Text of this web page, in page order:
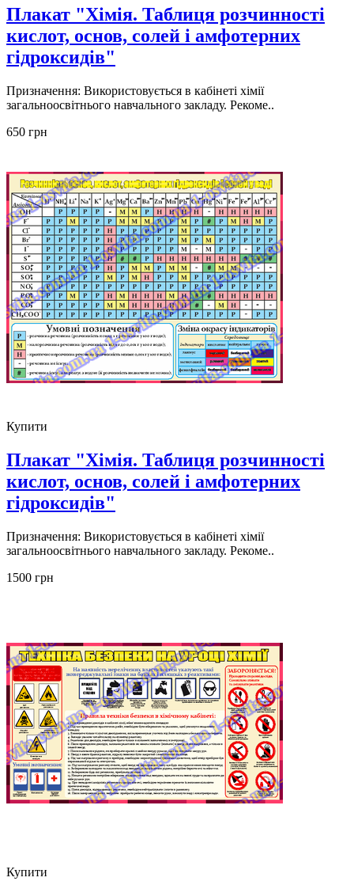
Плакат "Хімія. Таблиця розчинності
кислот, основ, солей і амфотерних
гідроксидів"
Призначення: Використовується в кабінеті хімії
загальноосвітнього навчального закладу. Рекоме..
650 грн
Купити
Плакат "Хімія. Таблиця розчинності
кислот, основ, солей і амфотерних
гідроксидів"
Призначення: Використовується в кабінеті хімії
загальноосвітнього навчального закладу. Рекоме..
1500 грн
Купити